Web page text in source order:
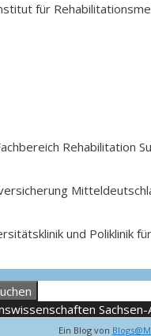
für
Rehabilitation
und Poliklinik
Ein Blog von